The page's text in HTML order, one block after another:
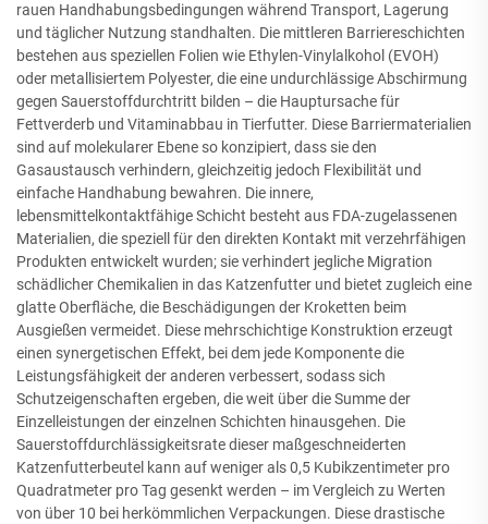
rauen Handhabungsbedingungen während Transport, Lagerung
und täglicher Nutzung standhalten. Die mittleren Barriereschichten
bestehen aus speziellen Folien wie Ethylen-Vinylalkohol (EVOH)
oder metallisiertem Polyester, die eine undurchlässige Abschirmung
gegen Sauerstoffdurchtritt bilden – die Hauptursache für
Fettverderb und Vitaminabbau in Tierfutter. Diese Barriermaterialien
sind auf molekularer Ebene so konzipiert, dass sie den
Gasaustausch verhindern, gleichzeitig jedoch Flexibilität und
einfache Handhabung bewahren. Die innere,
lebensmittelkontaktfähige Schicht besteht aus FDA-zugelassenen
Materialien, die speziell für den direkten Kontakt mit verzehrfähigen
Produkten entwickelt wurden; sie verhindert jegliche Migration
schädlicher Chemikalien in das Katzenfutter und bietet zugleich eine
glatte Oberfläche, die Beschädigungen der Kroketten beim
Ausgießen vermeidet. Diese mehrschichtige Konstruktion erzeugt
einen synergetischen Effekt, bei dem jede Komponente die
Leistungsfähigkeit der anderen verbessert, sodass sich
Schutzeigenschaften ergeben, die weit über die Summe der
Einzelleistungen der einzelnen Schichten hinausgehen. Die
Sauerstoffdurchlässigkeitsrate dieser maßgeschneiderten
Katzenfutterbeutel kann auf weniger als 0,5 Kubikzentimeter pro
Quadratmeter pro Tag gesenkt werden – im Vergleich zu Werten
von über 10 bei herkömmlichen Verpackungen. Diese drastische